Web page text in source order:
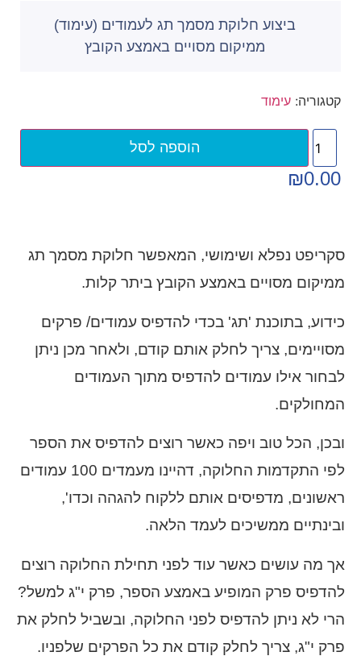
ביצוע חלוקת מסמך תג לעמודים (עימוד)
ממיקום מסויים באמצע הקובץ
קטגוריה: עימוד
הוספה לסל
₪0.00
סקריפט נפלא ושימושי, המאפשר חלוקת מסמך תג
ממיקום מסויים באמצע הקובץ ביתר קלות.
כידוע, בתוכנת 'תג' בכדי להדפיס עמודים/ פרקים
מסויימים, צריך לחלק אותם קודם, ולאחר מכן ניתן
לבחור אילו עמודים להדפיס מתוך העמודים
המחולקים.
ובכן, הכל טוב ויפה כאשר רוצים להדפיס את הספר
לפי התקדמות החלוקה, דהיינו מעמדים 100 עמודים
ראשונים, מדפיסים אותם ללקוח להגהה וכדו',
ובינתיים ממשיכים לעמד הלאה.
אך מה עושים כאשר עוד לפני תחילת החלוקה רוצים
להדפיס פרק המופיע באמצע הספר, פרק י"ג למשל?
הרי לא ניתן להדפיס לפני החלוקה, ובשביל לחלק את
פרק י"ג, צריך לחלק קודם את כל הפרקים שלפניו.